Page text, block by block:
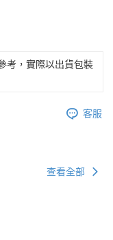
考，實際以出貨包裝
客服
查看全部